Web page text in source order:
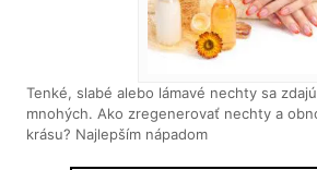
Tenké, slabé alebo lámavé nechty sa
mnohých. Ako zregenerovať nechty a
krásu? Najlepším nápadom